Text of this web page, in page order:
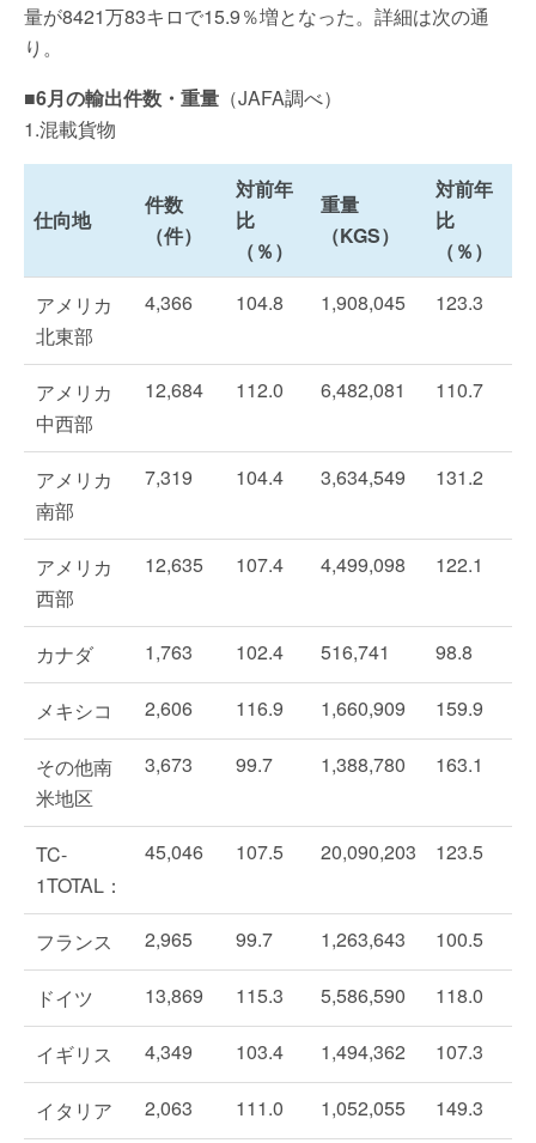
量が8421万83キロで15.9％増となった。詳細は次の通
り。
■6月の輸出件数・重量 （JAFA調べ）
1.混載貨物
仕向地
件数
（件）
対前年
比
（％）
重量
（KGS）
対前年
比
（％）
アメリカ
北東部
4,366 104.8 1,908,045 123.3
アメリカ
中西部
12,684 112.0 6,482,081 110.7
アメリカ
南部
7,319 104.4 3,634,549 131.2
アメリカ
西部
12,635 107.4 4,499,098 122.1
カナダ 1,763 102.4 516,741 98.8
メキシコ 2,606 116.9 1,660,909 159.9
その他南
米地区
3,673 99.7 1,388,780 163.1
TC-
1TOTAL：
45,046 107.5 20,090,203 123.5
フランス 2,965 99.7 1,263,643 100.5
ドイツ 13,869 115.3 5,586,590 118.0
イギリス 4,349 103.4 1,494,362 107.3
イタリア 2,063 111.0 1,052,055 149.3